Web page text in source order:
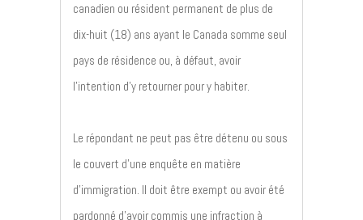
canadien ou résident permanent de plus de
dix-huit (18) ans ayant le Canada somme seul
pays de résidence ou, à défaut, avoir
l’intention d’y retourner pour y habiter.
Le répondant ne peut pas être détenu ou sous
le couvert d’une enquête en matière
d’immigration. Il doit être exempt ou avoir été
pardonné d’avoir commis une infraction à